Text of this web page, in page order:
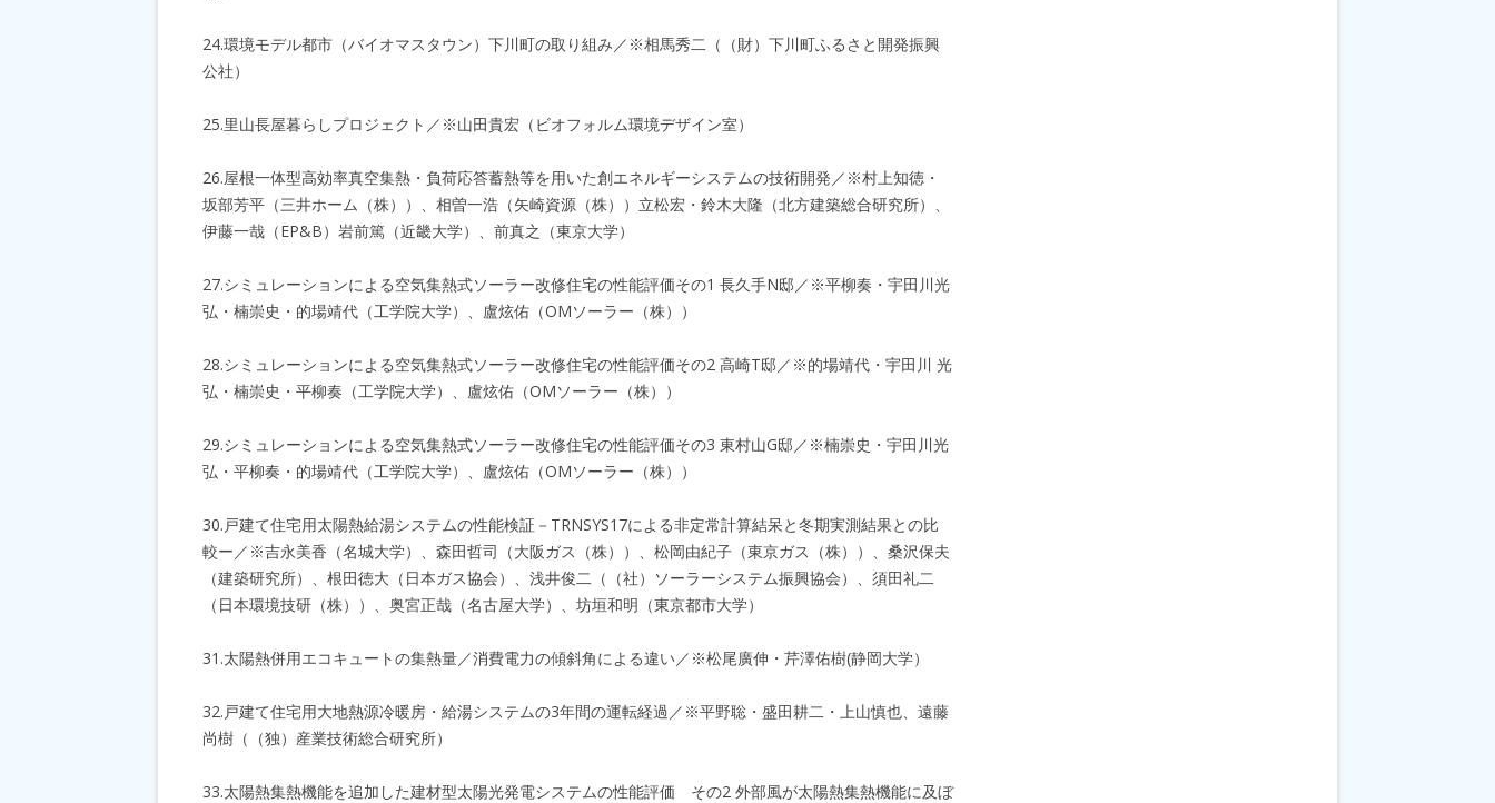
24.環境モデル都市（バイオマスタウン）下川町の取り組み／※相馬秀二（（財）下川町ふるさと開発振興
公社）
25.里山長屋暮らしプロジェクト／※山田貴宏（ビオフォルム環境デザイン室）
26.屋根一体型高効率真空集熱・負荷応答蓄熱等を用いた創エネルギーシステムの技術開発／※村上知徳・
坂部芳平（三井ホーム（株））、相曽一浩（矢崎資源（株））立松宏・鈴木大隆（北方建築総合研究所）、
伊藤一哉（EP&B）岩前篤（近畿大学）、前真之（東京大学）
27.シミュレーションによる空気集熱式ソーラー改修住宅の性能評価その1 長久手N邸／※平柳奏・宇田川光
弘・楠崇史・的場靖代（工学院大学）、盧炫佑（OMソーラー（株））
28.シミュレーションによる空気集熱式ソーラー改修住宅の性能評価その2 高崎T邸／※的場靖代・宇田川 光
弘・楠崇史・平柳奏（工学院大学）、盧炫佑（OMソーラー（株））
29.シミュレーションによる空気集熱式ソーラー改修住宅の性能評価その3 東村山G邸／※楠崇史・宇田川光
弘・平柳奏・的場靖代（工学院大学）、盧炫佑（OMソーラー（株））
30.戸建て住宅用太陽熱給湯システムの性能検証－TRNSYS17による非定常計算結呆と冬期実測結果との比
較ー／※吉永美香（名城大学）、森田哲司（大阪ガス（株））、松岡由紀子（東京ガス（株））、桑沢保夫
（建築研究所）、根田徳大（日本ガス協会）、浅井俊二（（社）ソーラーシステム振興協会）、須田礼二
（日本環境技研（株））、奥宮正哉（名古屋大学）、坊垣和明（東京都市大学）
31.太陽熱併用エコキュートの集熱量／消費電力の傾斜角による違い／※松尾廣伸・芹澤佑樹(静岡大学）
32.戸建て住宅用大地熱源冷暖房・給湯システムの3年間の運転経過／※平野聡・盛田耕二・上山慎也、遠藤
尚樹（（独）産業技術総合研究所）
33.太陽熱集熱機能を追加した建材型太陽光発電システムの性能評価 その2 外部風が太陽熱集熱機能に及ぼ